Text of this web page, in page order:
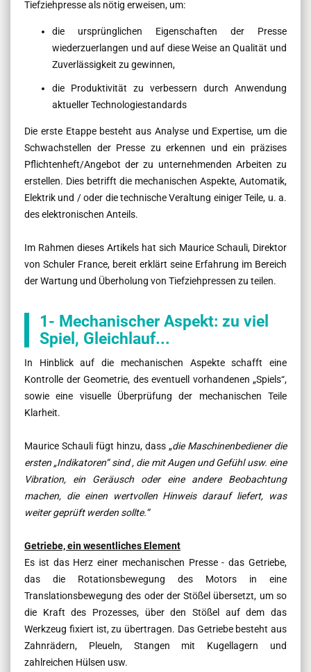
Tiefziehpresse als nötig erweisen, um:
die ursprünglichen Eigenschaften der Presse
wiederzuerlangen und auf diese Weise an Qualität und
Zuverlässigkeit zu gewinnen,
die Produktivität zu verbessern durch Anwendung
aktueller Technologiestandards
Die erste Etappe besteht aus Analyse und Expertise, um die
Schwachstellen der Presse zu erkennen und ein präzises
Pflichtenheft/Angebot der zu unternehmenden Arbeiten zu
erstellen. Dies betrifft die mechanischen Aspekte, Automatik,
Elektrik und / oder die technische Veraltung einiger Teile, u. a.
des elektronischen Anteils.
Im Rahmen dieses Artikels hat sich Maurice Schauli, Direktor
von Schuler France, bereit erklärt seine Erfahrung im Bereich
der Wartung und Überholung von Tiefziehpressen zu teilen.
1- Mechanischer Aspekt: zu viel
Spiel, Gleichlauf...
In Hinblick auf die mechanischen Aspekte schafft eine
Kontrolle der Geometrie, des eventuell vorhandenen „Spiels“,
sowie eine visuelle Überprüfung der mechanischen Teile
Klarheit.
Maurice Schauli fügt hinzu, dass „die Maschinenbediener die
ersten „Indikatoren“ sind , die mit Augen und Gefühl usw. eine
Vibration, ein Geräusch oder eine andere Beobachtung
machen, die einen wertvollen Hinweis darauf liefert, was
weiter geprüft werden sollte.“
Getriebe, ein wesentliches Element
Es ist das Herz einer mechanischen Presse - das Getriebe,
das die Rotationsbewegung des Motors in eine
Translationsbewegung des oder der Stößel übersetzt, um so
die Kraft des Prozesses, über den Stößel auf dem das
Werkzeug fixiert ist, zu übertragen. Das Getriebe besteht aus
Zahnrädern, Pleueln, Stangen mit Kugellagern und
zahlreichen Hülsen usw.